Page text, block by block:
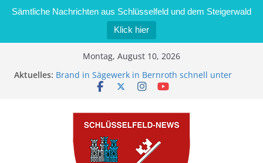
Sämtliche Nachrichten aus Schlüsselfeld und dem Steigerwald
Klick hier
Montag, August 10, 2026
Aktuelles: Brand in Sägewerk in Bernroth schnell unter
Kindergartenplätze an
Dieseldiebstahl im Wert von 600 Euro
„Männertreff on Tour“ Betriebsbesichtigung bei
der Schreinerei Zimmermann GmbH
Bernd Schmiedel wird neues Stadtratsmitglied